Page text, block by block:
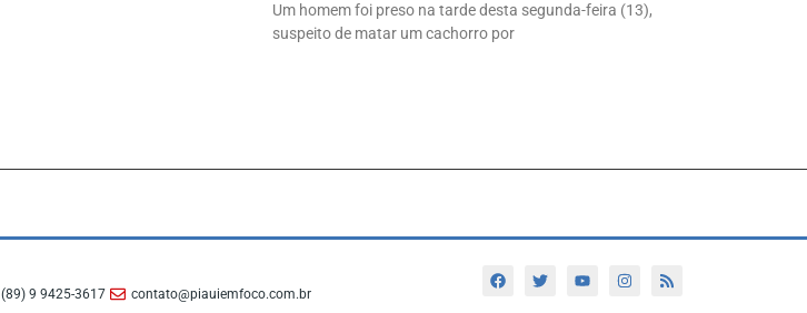
Um homem foi preso na tarde desta segunda-feira (13),
suspeito de matar um cachorro por
(89) 9 9425-3617 contato@piauiemfoco.com.br